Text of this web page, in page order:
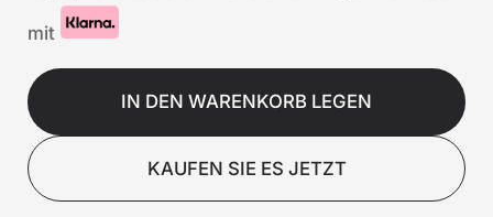
mit
IN DEN WARENKORB LEGEN
KAUFEN SIE ES JETZT